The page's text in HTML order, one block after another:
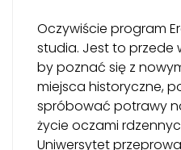
Oczywiście program
studia. Jest to przede
by poznać się z
miejsca historyczne,
spróbować potrawy
życie oczami
Uniwersytet